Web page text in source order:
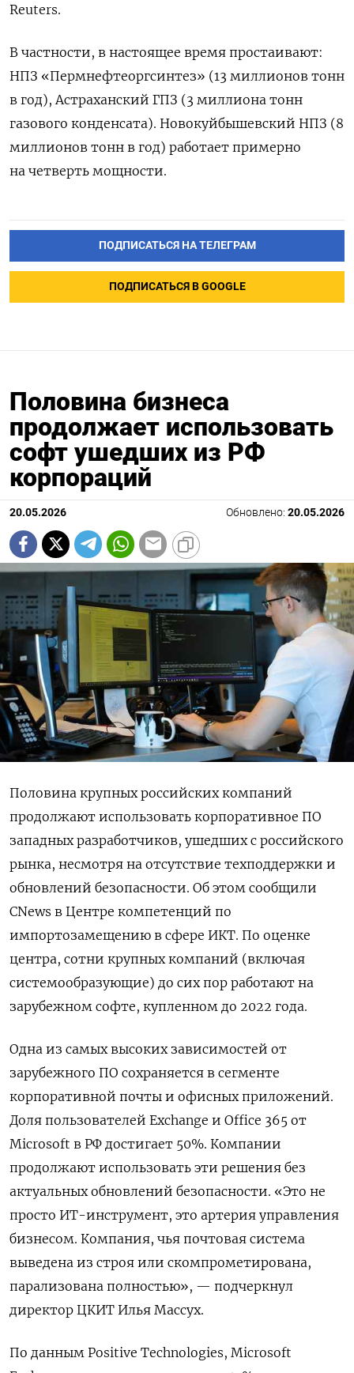
Reuters.
В частности, в настоящее время простаивают:
НПЗ «Пермнефтеоргсинтез» (13 миллионов тонн
в год), Астраханский ГПЗ (3 миллиона тонн ​
газового конденсата). Новокуйбышевский НПЗ (8
миллионов тонн в год) работает примерно
на ‌четверть мощности.
ПОДПИСАТЬСЯ НА ТЕЛЕГРАМ
ПОДПИСАТЬСЯ В GOOGLE
Половина бизнеса
продолжает использовать
софт ушедших из РФ
корпораций
20.05.2026 Обновлено: 20.05.2026
Половина крупных российских компаний
продолжают использовать корпоративное ПО
западных разработчиков, ушедших с российского
рынка, несмотря на отсутствие техподдержки и
обновлений безопасности. Об этом сообщили
CNews в Центре компетенций по
импортозамещению в сфере ИКТ. По оценке
центра, сотни крупных компаний (включая
системообразующие) до сих пор работают на
зарубежном софте, купленном до 2022 года.
Одна из самых высоких зависимостей от
зарубежного ПО сохраняется в сегменте
корпоративной почты и офисных приложений.
Доля пользователей Exchange и Office 365 от
Microsoft в РФ достигает 50%. Компании
продолжают использовать эти решения без
актуальных обновлений безопасности. «Это не
просто ИТ-инструмент, это артерия управления
бизнесом. Компания, чья почтовая система
выведена из строя или скомпрометирована,
парализована полностью», — подчеркнул
директор ЦКИТ Илья Массух.
По данным Positive Technologies, Microsoft